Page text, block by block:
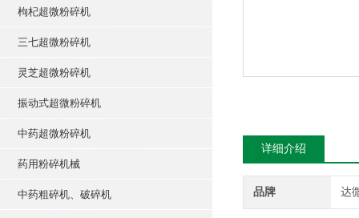
枸杞超微粉碎机
三七超微粉碎机
灵芝超微粉碎机
振动式超微粉碎机
中药超微粉碎机
药用粉碎机械
中药粗碎机、破碎机
详细介绍
品牌 达